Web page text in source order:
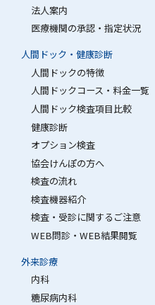
法人案内
医療機関の承認・指定状況
人間ドック・健康診断
人間ドックの特徴
人間ドックコース・料金一覧
人間ドック検査項目比較
健康診断
オプション検査
協会けんぽの方へ
検査の流れ
検査機器紹介
検査・受診に関するご注意
WEB問診・WEB結果閲覧
外来診療
内科
糖尿病内科